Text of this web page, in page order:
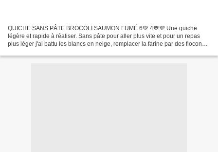
QUICHE SANS PÂTE BROCOLI SAUMON FUMÉ 6💚 4💙💜 Une quiche
légère et rapide à réaliser. Sans pâte pour aller plus vite et pour un repas
plus léger j'ai battu les blancs en neige, remplacer la farine par des flocons